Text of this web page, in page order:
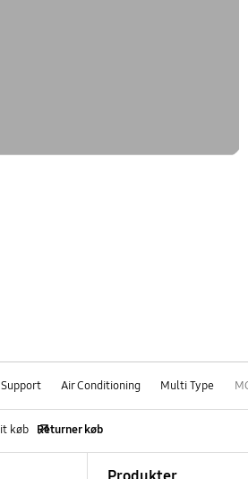
Air Conditioning Multi Type
køb Returner køb